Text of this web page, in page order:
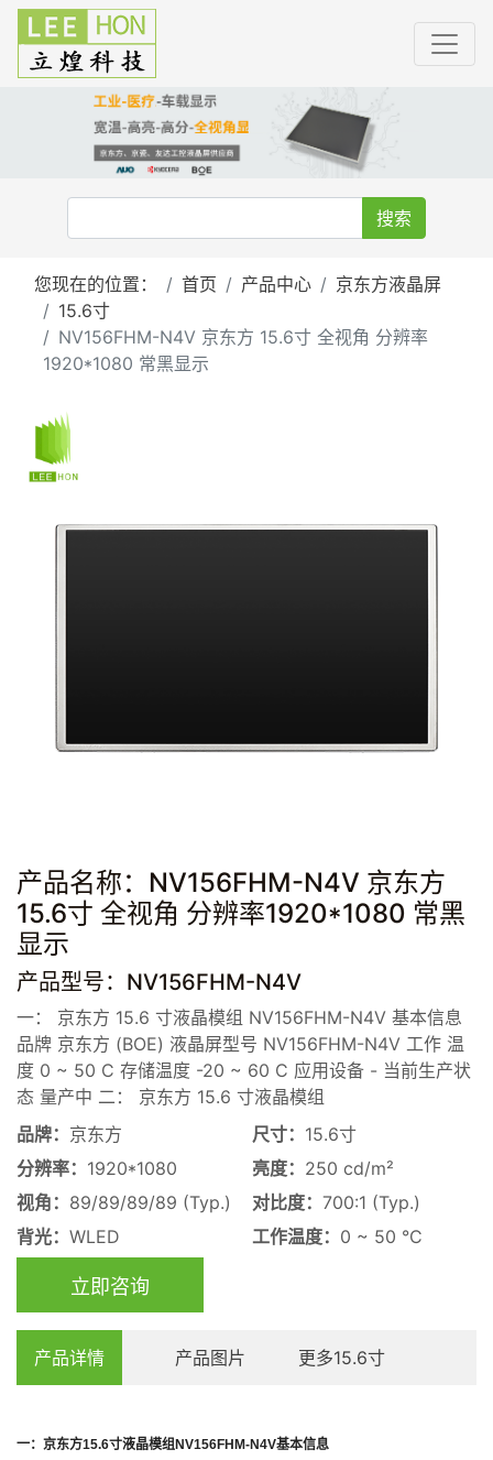
搜索
您现在的位置： 首页 产品中心
京东方液晶屏
15.6寸
NV156FHM-N4V 京东方 15.6寸 全视角 分辨率
1920*1080 常黑显示
产品名称：NV156FHM-N4V 京东方
15.6寸 全视角 分辨率1920*1080 常黑
显示
产品型号：NV156FHM-N4V
一： 京东方 15.6 寸液晶模组 NV156FHM-N4V 基本信息
品牌 京东方 (BOE) 液晶屏型号 NV156FHM-N4V 工作 温
度 0 ~ 50 C 存储温度 -20 ~ 60 C 应用设备 - 当前生产状
态 量产中 二： 京东方 15.6 寸液晶模组
品牌： 京东方 尺寸： 15.6寸
分辨率： 1920*1080 亮度： 250 cd/m²
视角： 89/89/89/89 (Typ.) 对比度： 700:1 (Typ.)
背光： WLED 工作温度： 0 ~ 50 °C
立即咨询
产品详情 产品图片 更多15.6寸
一： 京东方15.6寸液晶模组NV156FHM-N4V基本信息